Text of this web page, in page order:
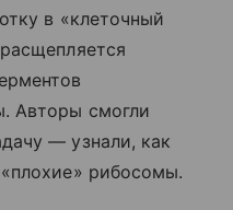
в «клеточный
Авторы смогли
— узнали, как
рибосомы.